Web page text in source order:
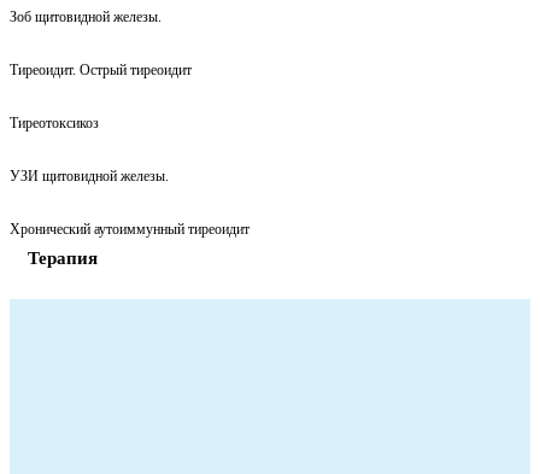
Зоб щитовидной железы.
Тиреоидит. Острый тиреоидит
Тиреотоксикоз
УЗИ щитовидной железы.
Хронический аутоиммунный тиреоидит
Терапия